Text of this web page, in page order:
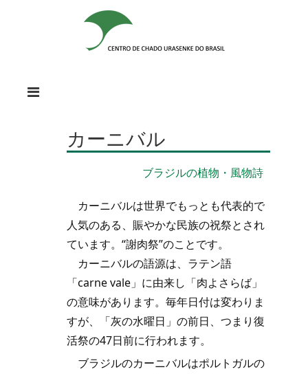
カーニバル
ブラジルの植物・風物詩
カーニバルは世界でもっとも代表的で
人気のある、賑やかな民族の祝祭とされ
ています。“謝肉祭”のことです。
カーニバルの語源は、ラテン語
「carne vale」に由来し「肉よさらば」
の意味があります。毎年日付は変わりま
すが、「灰の水曜日」の前日、つまり復
活祭の47日前に行われます。
ブラジルのカーニバルはポルトガルの